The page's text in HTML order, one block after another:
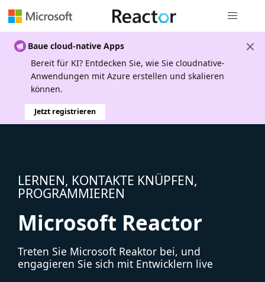
Baue cloud-native Apps
Bereit für KI? Entdecken Sie, wie Sie cloudnative-
Anwendungen mit Azure erstellen und skalieren
können.
Jetzt registrieren
LERNEN, KONTAKTE KNÜPFEN,
PROGRAMMIEREN
Microsoft Reactor
Treten Sie Microsoft Reaktor bei, und
engagieren Sie sich mit Entwicklern live